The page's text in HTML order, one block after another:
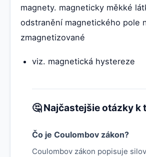
magnety. magneticky měkké
odstranění magnetického pole
zmagnetizované
viz. magnetická hystereze
🤔 Najčastejšie otázky k
Čo je Coulombov zákon?
Coulombov zákon popisuje